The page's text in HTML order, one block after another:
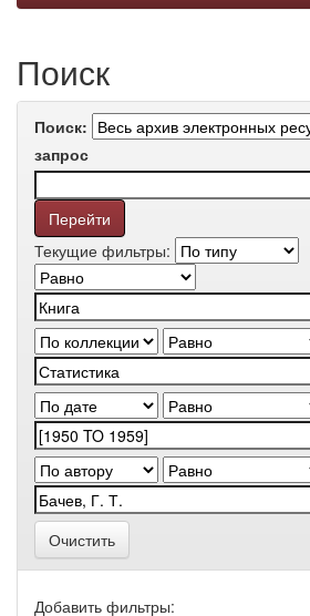
Поиск
Поиск:
запрос
Текущие фильтры:
Очистить
Добавить фильтры: